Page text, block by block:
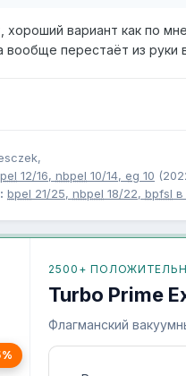
хороший вариант как по
вообще перестаёт из руки
12/16, nbpel 10/14, eg 10
bpel 21/25, nbpel 18/22, bpfsl в
2500+
Turbo Prime
Флагманский